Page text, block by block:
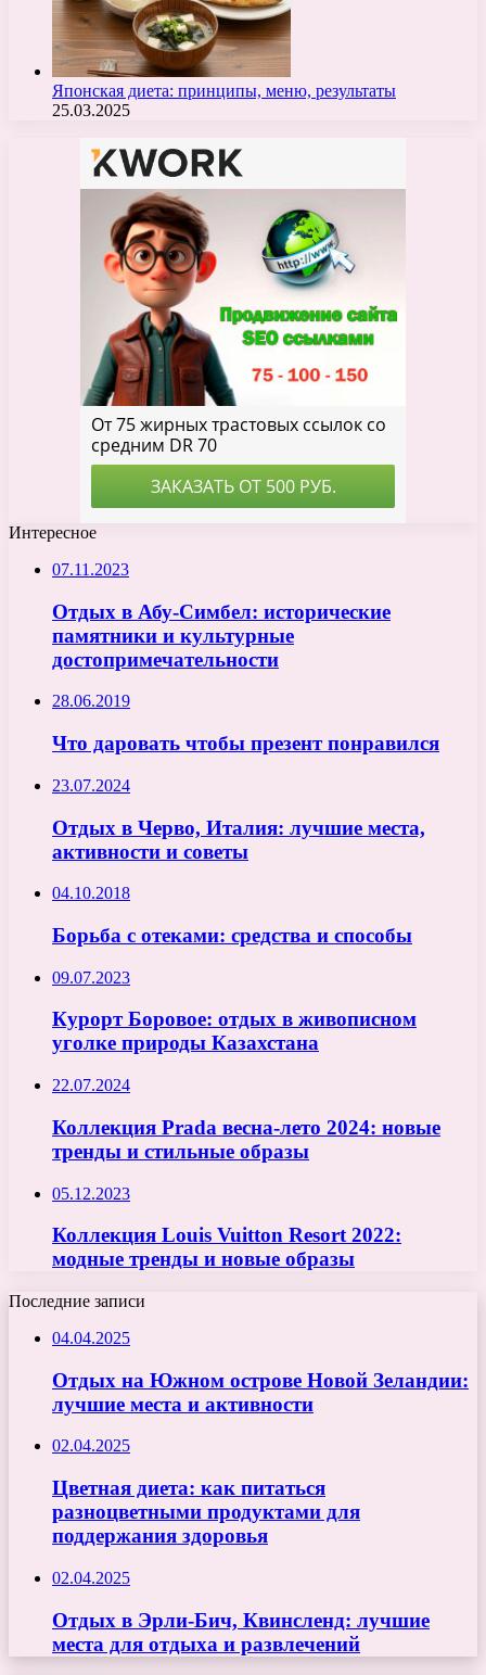
Японская диета: принципы, меню, результаты
25.03.2025
Интересное
07.11.2023
Отдых в Абу-Симбел: исторические
памятники и культурные
достопримечательности
28.06.2019
Что даровать чтобы презент понравился
23.07.2024
Отдых в Черво, Италия: лучшие места,
активности и советы
04.10.2018
Борьба с отеками: средства и способы
09.07.2023
Курорт Боровое: отдых в живописном
уголке природы Казахстана
22.07.2024
Коллекция Prada весна-лето 2024: новые
тренды и стильные образы
05.12.2023
Коллекция Louis Vuitton Resort 2022:
модные тренды и новые образы
Последние записи
04.04.2025
Отдых на Южном острове Новой Зеландии:
лучшие места и активности
02.04.2025
Цветная диета: как питаться
разноцветными продуктами для
поддержания здоровья
02.04.2025
Отдых в Эрли-Бич, Квинсленд: лучшие
места для отдыха и развлечений